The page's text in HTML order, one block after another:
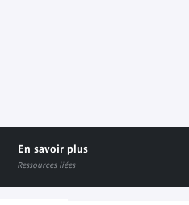
En savoir plus
Ressources liées